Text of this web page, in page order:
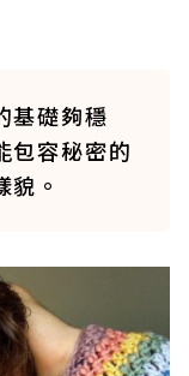
基礎夠穩
包容秘密的
。